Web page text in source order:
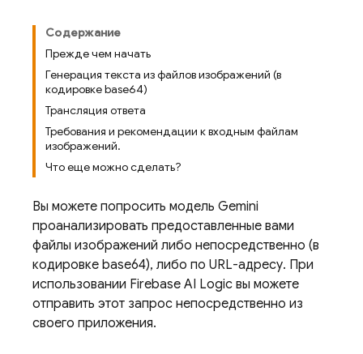
Содержание
Прежде чем начать
Генерация текста из файлов изображений (в
кодировке base64)
Трансляция ответа
Требования и рекомендации к входным файлам
изображений.
Что еще можно сделать?
Вы можете попросить модель Gemini
проанализировать предоставленные вами
файлы изображений либо непосредственно (в
кодировке base64), либо по URL-адресу. При
использовании Firebase AI Logic вы можете
отправить этот запрос непосредственно из
своего приложения.